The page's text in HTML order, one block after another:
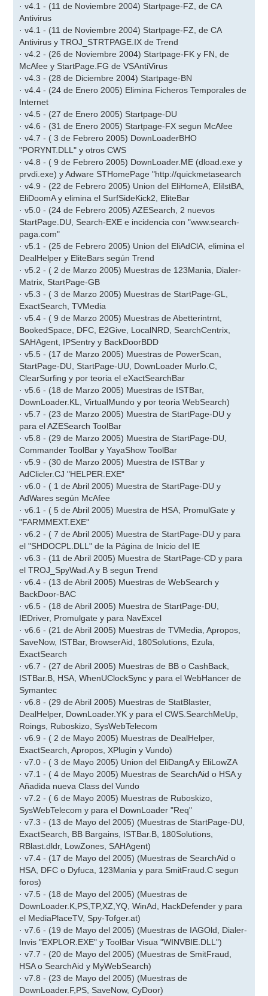
· v4.1 - (11 de Noviembre 2004) Startpage-FZ, de CA
Antivirus
· v4.1 - (11 de Noviembre 2004) Startpage-FZ, de CA
Antivirus y TROJ_STRTPAGE.IX de Trend
· v4.2 - (26 de Noviembre 2004) Startpage-FK y FN, de
McAfee y StartPage.FG de VSAntiVirus
· v4.3 - (28 de Diciembre 2004) Startpage-BN
· v4.4 - (24 de Enero 2005) Elimina Ficheros Temporales de
Internet
· v4.5 - (27 de Enero 2005) Startpage-DU
· v4.6 - (31 de Enero 2005) Startpage-FX segun McAfee
· v4.7 - ( 3 de Febrero 2005) DownLoaderBHO
"PORYNT.DLL" y otros CWS
· v4.8 - ( 9 de Febrero 2005) DownLoader.ME (dload.exe y
prvdi.exe) y Adware STHomePage "http://quickmetasearch
· v4.9 - (22 de Febrero 2005) Union del EliHomeA, EliIstBA,
EliDoomA y elimina el SurfSideKick2, EliteBar
· v5.0 - (24 de Febrero 2005) AZESearch, 2 nuevos
StartPage.DU, Search-EXE e incidencia con "www.search-
paga.com"
· v5.1 - (25 de Febrero 2005) Union del EliAdClA, elimina el
DealHelper y EliteBars según Trend
· v5.2 - ( 2 de Marzo 2005) Muestras de 123Mania, Dialer-
Matrix, StartPage-GB
· v5.3 - ( 3 de Marzo 2005) Muestras de StartPage-GL,
ExactSearch, TVMedia
· v5.4 - ( 9 de Marzo 2005) Muestras de Abetterintrnt,
BookedSpace, DFC, E2Give, LocalNRD, SearchCentrix,
SAHAgent, IPSentry y BackDoorBDD
· v5.5 - (17 de Marzo 2005) Muestras de PowerScan,
StartPage-DU, StartPage-UU, DownLoader Murlo.C,
ClearSurfing y por teoria el eXactSearchBar
· v5.6 - (18 de Marzo 2005) Muestras de ISTBar,
DownLoader.KL, VirtualMundo y por teoria WebSearch)
· v5.7 - (23 de Marzo 2005) Muestra de StartPage-DU y
para el AZESearch ToolBar
· v5.8 - (29 de Marzo 2005) Muestra de StartPage-DU,
Commander ToolBar y YayaShow ToolBar
· v5.9 - (30 de Marzo 2005) Muestra de ISTBar y
AdClicler.CJ "HELPER.EXE"
· v6.0 - ( 1 de Abril 2005) Muestra de StartPage-DU y
AdWares según McAfee
· v6.1 - ( 5 de Abril 2005) Muestra de HSA, PromulGate y
"FARMMEXT.EXE"
· v6.2 - ( 7 de Abril 2005) Muestra de StartPage-DU y para
el "SHDOCPL.DLL" de la Página de Inicio del IE
· v6.3 - (11 de Abril 2005) Muestra de StartPage-CD y para
el TROJ_SpyWad.A y B segun Trend
· v6.4 - (13 de Abril 2005) Muestras de WebSearch y
BackDoor-BAC
· v6.5 - (18 de Abril 2005) Muestra de StartPage-DU,
IEDriver, Promulgate y para NavExcel
· v6.6 - (21 de Abril 2005) Muestras de TVMedia, Apropos,
SaveNow, ISTBar, BrowserAid, 180Solutions, Ezula,
ExactSearch
· v6.7 - (27 de Abril 2005) Muestras de BB o CashBack,
ISTBar.B, HSA, WhenUClockSync y para el WebHancer de
Symantec
· v6.8 - (29 de Abril 2005) Muestras de StatBlaster,
DealHelper, DownLoader.YK y para el CWS.SearchMeUp,
Roings, Ruboskizo, SysWebTelecom
· v6.9 - ( 2 de Mayo 2005) Muestras de DealHelper,
ExactSearch, Apropos, XPlugin y Vundo)
· v7.0 - ( 3 de Mayo 2005) Union del EliDangA y EliLowZA
· v7.1 - ( 4 de Mayo 2005) Muestras de SearchAid o HSA y
Añadida nueva Class del Vundo
· v7.2 - ( 6 de Mayo 2005) Muestras de Ruboskizo,
SysWebTelecom y para el DownLoader "Req"
· v7.3 - (13 de Mayo del 2005) (Muestras de StartPage-DU,
ExactSearch, BB Bargains, ISTBar.B, 180Solutions,
RBlast.dldr, LowZones, SAHAgent)
· v7.4 - (17 de Mayo del 2005) (Muestras de SearchAid o
HSA, DFC o Dyfuca, 123Mania y para SmitFraud.C segun
foros)
· v7.5 - (18 de Mayo del 2005) (Muestras de
DownLoader.K,PS,TP,XZ,YQ, WinAd, HackDefender y para
el MediaPlaceTV, Spy-Tofger.at)
· v7.6 - (19 de Mayo del 2005) (Muestras de IAGOld, Dialer-
Invis "EXPLOR.EXE" y ToolBar Visua "WINVBIE.DLL")
· v7.7 - (20 de Mayo del 2005) (Muestras de SmitFraud,
HSA o SearchAid y MyWebSearch)
· v7.8 - (23 de Mayo del 2005) (Muestras de
DownLoader.F,PS, SaveNow, CyDoor)